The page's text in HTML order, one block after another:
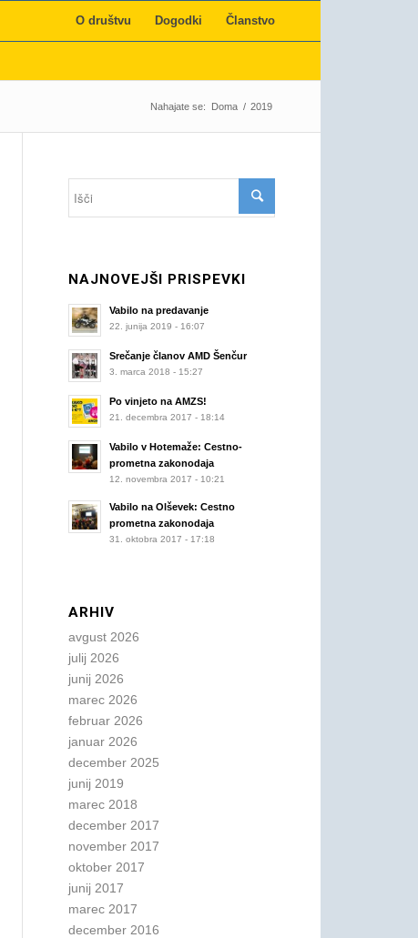
O društvu Dogodki Članstvo
Nahajate se: Doma / 2019
NAJNOVEJŠI PRISPEVKI
Vabilo na predavanje
22. junija 2019 - 16:07
Srečanje članov AMD Šenčur
3. marca 2018 - 15:27
Po vinjeto na AMZS!
21. decembra 2017 - 18:14
Vabilo v Hotemaže: Cestno-
prometna zakonodaja
12. novembra 2017 - 10:21
Vabilo na Olševek: Cestno
prometna zakonodaja
31. oktobra 2017 - 17:18
ARHIV
avgust 2026
julij 2026
junij 2026
marec 2026
februar 2026
januar 2026
december 2025
junij 2019
marec 2018
december 2017
november 2017
oktober 2017
junij 2017
marec 2017
december 2016